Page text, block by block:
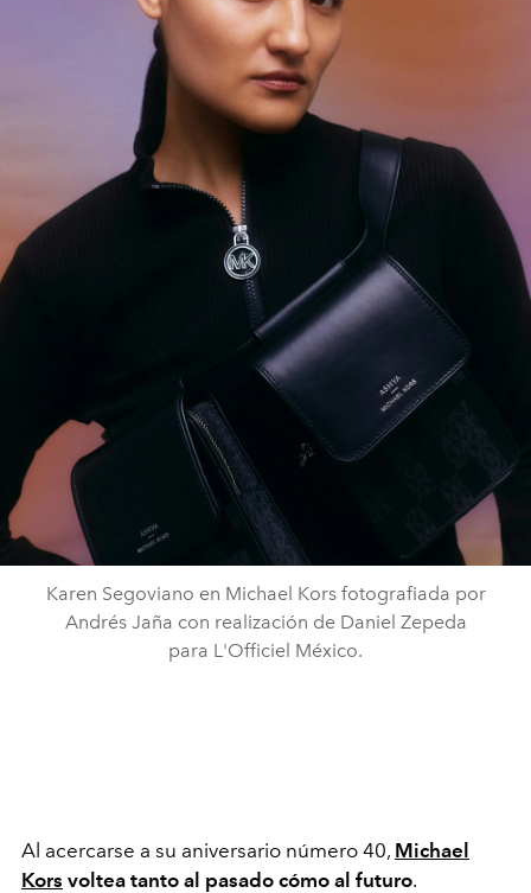
Karen Segoviano en Michael Kors fotografiada por
Andrés Jaña con realización de Daniel Zepeda
para L'Officiel México.
Al acercarse a su aniversario número 40, Michael
Kors voltea tanto al pasado cómo al futuro.